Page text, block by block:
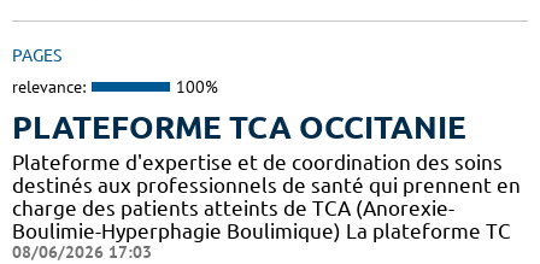
PAGES
relevance: 100%
PLATEFORME TCA OCCITANIE
Plateforme d'expertise et de coordination des soins
destinés aux professionnels de santé qui prennent en
charge des patients atteints de TCA (Anorexie-
Boulimie-Hyperphagie Boulimique) La plateforme TC
08/06/2026 17:03